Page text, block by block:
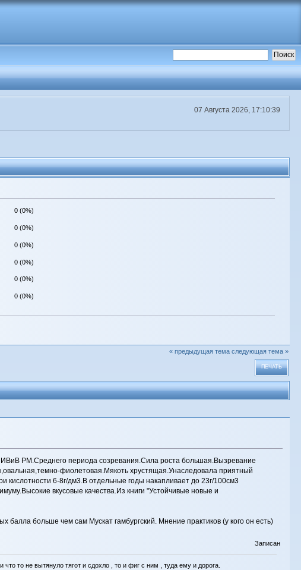
07 Августа 2026, 17:10:39
0 (0%)
0 (0%)
0 (0%)
0 (0%)
0 (0%)
0 (0%)
« предыдущая тема следующая тема »
ПЕЧАТЬ
РМ.Среднего периода созревания.Сила роста большая.Вызревание
фиолетовая.Мякоть хрустящая.Унаследовала приятный
кислотности 6-8г/дм3.В отдельные годы накапливает до 23г/100см3
вкусовые качества.Из книги "Устойчивые новые и
балла больше чем сам Мускат гамбургский. Мнение практиков (у кого он есть)
Записан
то не вытянуло тягот и сдохло , то и фиг с ним , туда ему и дорога.